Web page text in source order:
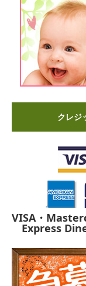
クレジ
VISA・
Express